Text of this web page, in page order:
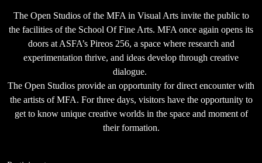
The Open Studios of the MFA in Visual Arts invite the public to
the facilities of the School Of Fine Arts. MFA once again opens its
doors at ASFA’s Pireos 256, a space where research and
experimentation thrive, and ideas develop through creative
dialogue.
The Open Studios provide an opportunity for direct encounter with
the artists of MFA. For three days, visitors have the opportunity to
get to know unique creative worlds in the space and moment of
their formation.